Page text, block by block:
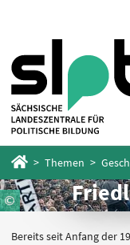
springen
springen
Startseite
Themen
Bereits seit Anfang der